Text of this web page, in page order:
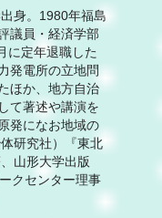
身。1980年福島
議員・経済学部
に定年退職した
発電所の立地問
ほか、地方自治
て著述や講演を
発になお地域の
研究社）『東北
山形大学出版
クセンター理事